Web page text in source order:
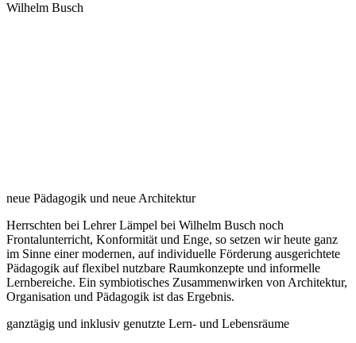
Wilhelm Busch
neue Pädagogik und neue Architektur
Herrschten bei Lehrer Lämpel bei Wilhelm Busch noch
Frontalunterricht, Konformität und Enge, so setzen wir heute ganz
im Sinne einer modernen, auf individuelle Förderung ausgerichtete
Pädagogik auf flexibel nutzbare Raumkonzepte und informelle
Lernbereiche. Ein symbiotisches Zusammenwirken von Architektur,
Organisation und Pädagogik ist das Ergebnis.
ganztägig und inklusiv genutzte Lern- und Lebensräume